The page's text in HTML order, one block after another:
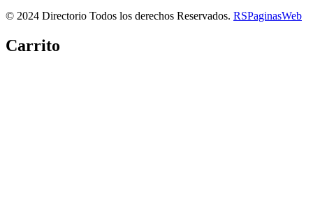
© 2024 Directorio Todos los derechos Reservados. RSPaginasWeb
Carrito